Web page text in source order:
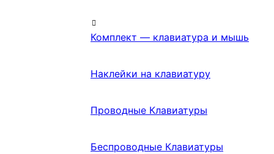
Комплект — клавиатура и мышь
Наклейки на клавиатуру
Проводные Клавиатуры
Беспроводные Клавиатуры